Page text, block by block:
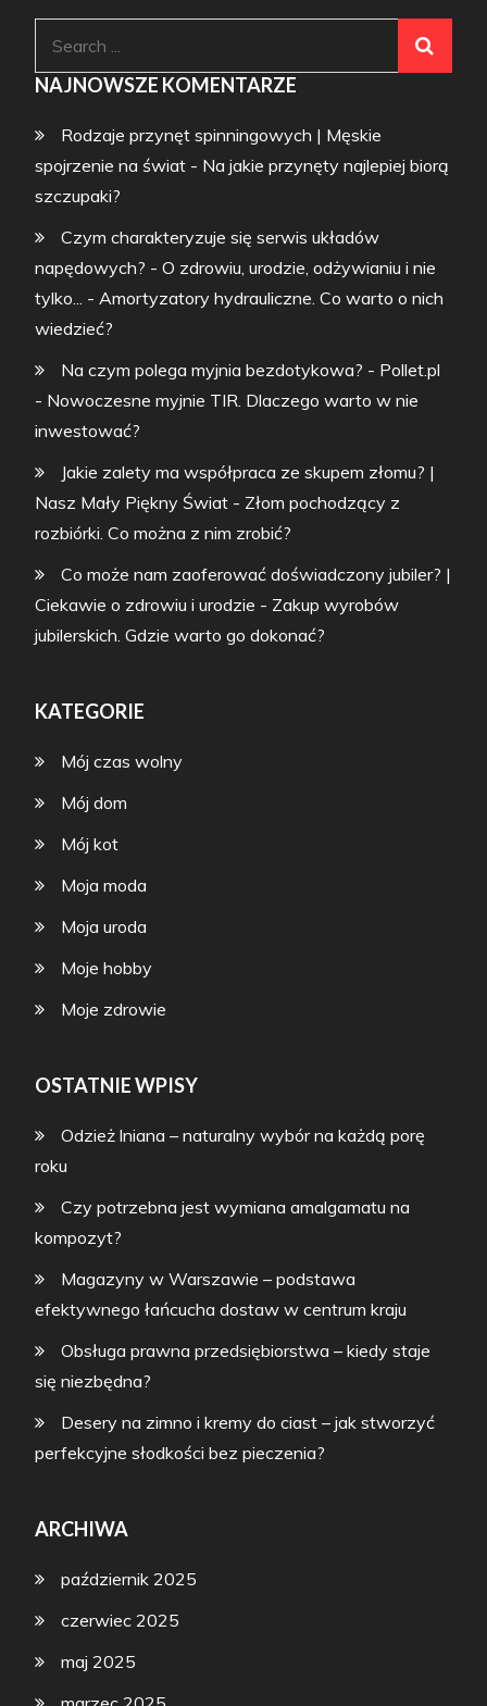
NAJNOWSZE KOMENTARZE
Rodzaje przynęt spinningowych | Męskie
spojrzenie na świat - Na jakie przynęty najlepiej biorą
szczupaki?
Czym charakteryzuje się serwis układów
napędowych? - O zdrowiu, urodzie, odżywianiu i nie
tylko...
- Amortyzatory hydrauliczne. Co warto o nich
wiedzieć?
Na czym polega myjnia bezdotykowa? - Pollet.pl
- Nowoczesne myjnie TIR. Dlaczego warto w nie
inwestować?
Jakie zalety ma współpraca ze skupem złomu? |
Nasz Mały Piękny Świat - Złom pochodzący z
rozbiórki. Co można z nim zrobić?
Co może nam zaoferować doświadczony jubiler? |
Ciekawie o zdrowiu i urodzie - Zakup wyrobów
jubilerskich. Gdzie warto go dokonać?
KATEGORIE
Mój czas wolny
Mój dom
Mój kot
Moja moda
Moja uroda
Moje hobby
Moje zdrowie
OSTATNIE WPISY
Odzież lniana – naturalny wybór na każdą porę
roku
Czy potrzebna jest wymiana amalgamatu na
kompozyt?
Magazyny w Warszawie – podstawa
efektywnego łańcucha dostaw w centrum kraju
Obsługa prawna przedsiębiorstwa – kiedy staje
się niezbędna?
Desery na zimno i kremy do ciast – jak stworzyć
perfekcyjne słodkości bez pieczenia?
ARCHIWA
październik 2025
czerwiec 2025
maj 2025